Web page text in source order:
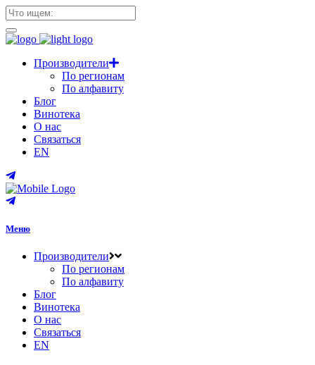
Производители
По регионам
По алфавиту
Блог
Винотека
О нас
Связаться
EN
Меню
Производители
По регионам
По алфавиту
Блог
Винотека
О нас
Связаться
EN